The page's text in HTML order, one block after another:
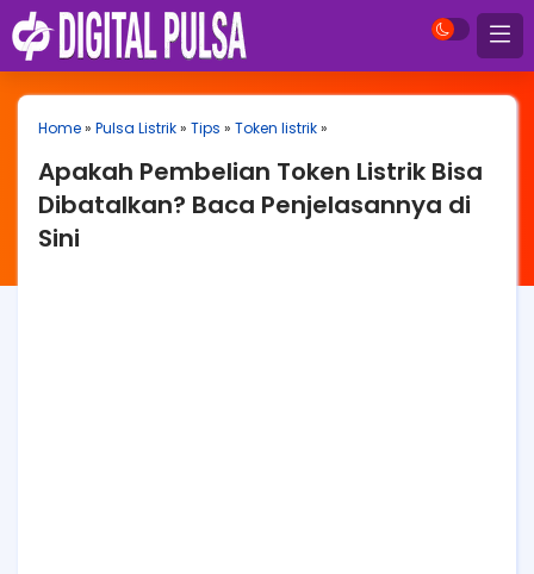
Home» Pulsa Listrik» Tips » Token listrik»
Apakah Pembelian Token Listrik Bisa
Dibatalkan? Baca Penjelasannya di
Sini